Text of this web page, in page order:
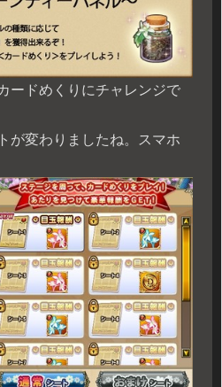
ードめくりにチャレンジで
が変わりましたね。スマホ